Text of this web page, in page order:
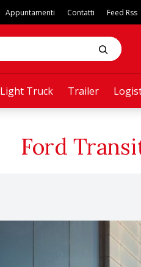
Light Truck Trailer
Appuntamenti Contatti Feed Rss
Ford